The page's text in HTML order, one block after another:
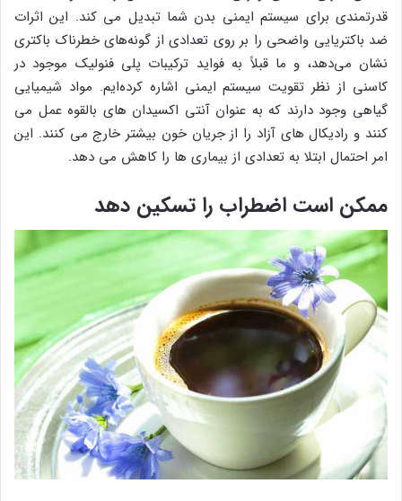
قدرتمندی برای سیستم ایمنی بدن شما تبدیل می کند. این اثرات
ضد باکتریایی واضحی را بر روی تعدادی از گونه‌های خطرناک باکتری
نشان می‌دهد، و ما قبلاً به فواید ترکیبات پلی فنولیک موجود در
کاسنی از نظر تقویت سیستم ایمنی اشاره کرده‌ایم. مواد شیمیایی
گیاهی وجود دارند که به عنوان آنتی اکسیدان های بالقوه عمل می
کنند و رادیکال های آزاد را از جریان خون بیشتر خارج می کنند. این
امر احتمال ابتلا به تعدادی از بیماری ها را کاهش می دهد.
ممکن است اضطراب را تسکین دهد